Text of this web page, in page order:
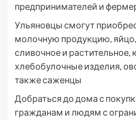
предпринимателей и
Ульяновцы смогут
молочную продукцию,
сливочное и растительное,
хлебобулочные изделия,
также саженцы
Добраться до дома с
гражданам и людям с